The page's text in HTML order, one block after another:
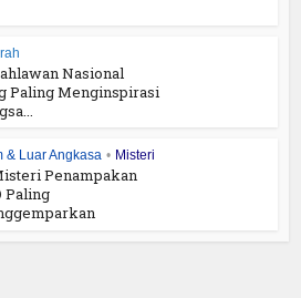
Nasional
Paling Menginspirasi
& Luar Angkasa • Misteri
Penampakan
Paling